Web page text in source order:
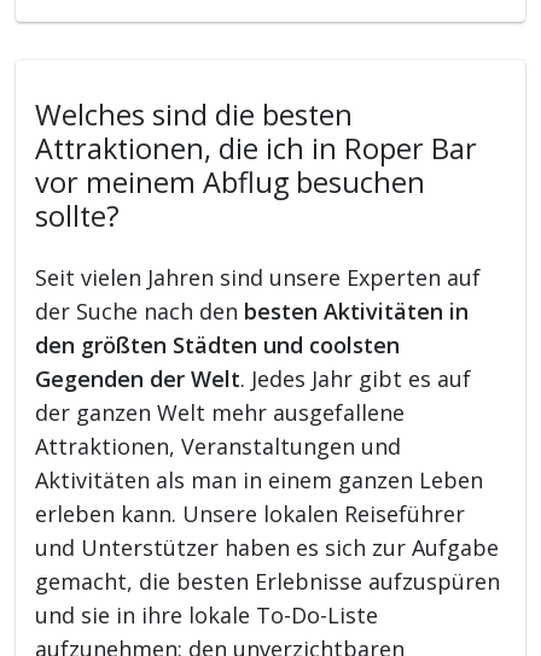
Welches sind die besten
Attraktionen, die ich in Roper Bar
vor meinem Abflug besuchen
sollte?
Seit vielen Jahren sind unsere Experten auf
der Suche nach den besten Aktivitäten in
den größten Städten und coolsten
Gegenden der Welt. Jedes Jahr gibt es auf
der ganzen Welt mehr ausgefallene
Attraktionen, Veranstaltungen und
Aktivitäten als man in einem ganzen Leben
erleben kann. Unsere lokalen Reiseführer
und Unterstützer haben es sich zur Aufgabe
gemacht, die besten Erlebnisse aufzuspüren
und sie in ihre lokale To-Do-Liste
aufzunehmen: den unverzichtbaren